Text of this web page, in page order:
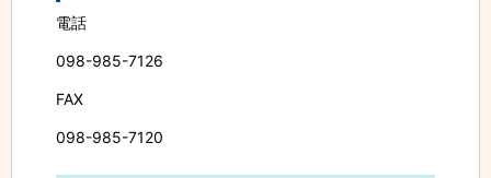
電話
098-985-7126
FAX
098-985-7120